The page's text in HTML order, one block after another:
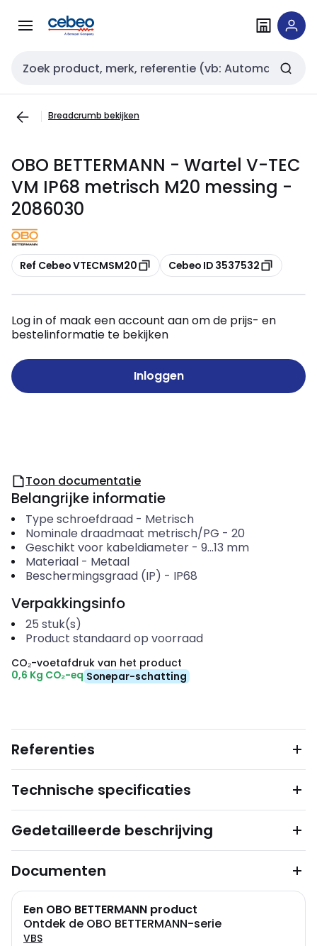
naar
naar
Zoekveld invoer
Breadcrumb bekijken
OBO BETTERMANN - Wartel V-TEC
VM IP68 metrisch M20 messing -
2086030
Kopiëren
Ref Cebeo VTECMSM20 Kopiëren
Cebeo ID 3537532
Log in of maak een account aan om de prijs- en
bestelinformatie te bekijken
Inloggen
Toon documentatie
Belangrijke informatie
Type schroefdraad- Metrisch
Nominale draadmaat metrisch/PG - 20
Geschikt voor kabeldiameter- 9...13 mm
Materiaal- Metaal
Beschermingsgraad (IP) - IP68
Verpakkingsinfo
25 stuk(s)
Product standaard op voorraad
CO₂-voetafdruk van het product
0,6 Kg CO₂-eq Sonepar-schatting
Referenties
Technische specificaties
Gedetailleerde beschrijving
Documenten
Een OBO BETTERMANN product
Ontdek de OBO BETTERMANN-serie
VBS